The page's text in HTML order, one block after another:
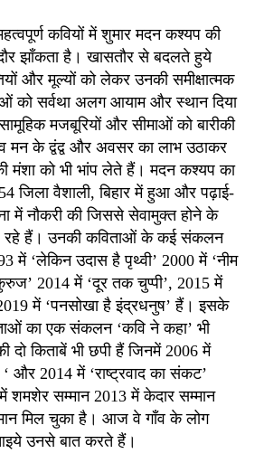
कवियों में शुमार मदन कश्यप की
झाँकता है। खासतौर से बदलते हुये
और मूल्यों को लेकर उनकी समीक्षात्मक
को सर्वथा अलग आयाम और स्थान दिया
मजबूरियों और सीमाओं को बारीकी
मन के द्वंद्व और अवसर का लाभ उठाकर
मंशा को भी भांप लेते हैं। मदन कश्यप का
जिला वैशाली, बिहार में हुआ और पढ़ाई-
में नौकरी की जिससे सेवामुक्त होने के
रहे हैं। उनकी कविताओं के कई संकलन
में ‘लेकिन उदास है पृथ्वी’ 2000 में ‘नीम
2014 में ‘दूर तक चुप्पी’, 2015 में
में ‘पनसोखा है इंद्रधनुष’ हैं। इसके
का एक संकलन ‘कवि ने कहा’ भी
दो किताबें भी छपी हैं जिनमें 2006 में
और 2014 में ‘राष्ट्रवाद का संकट’
शमशेर सम्मान 2013 में केदार सम्मान
मिल चुका है। आज वे गाँव के लोग
उनसे बात करते हैं।